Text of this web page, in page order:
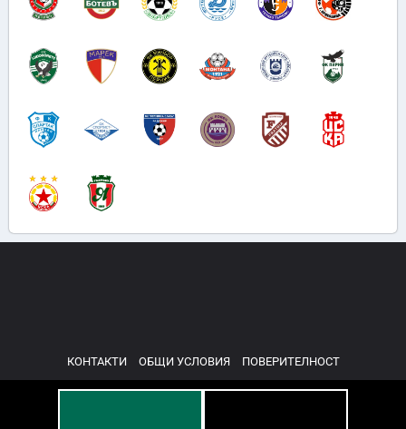
КОНТАКТИ ОБЩИ УСЛОВИЯ ПОВЕРИТЕЛНОСТ